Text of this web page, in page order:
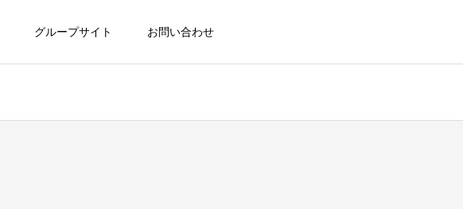
グループサイト お問い合わせ